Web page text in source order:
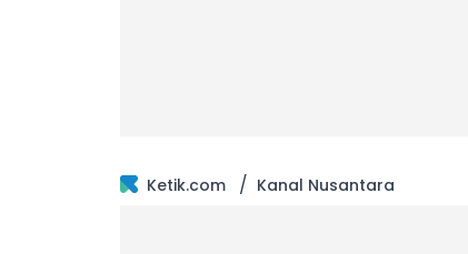
Ketik.com / Kanal Nusantara